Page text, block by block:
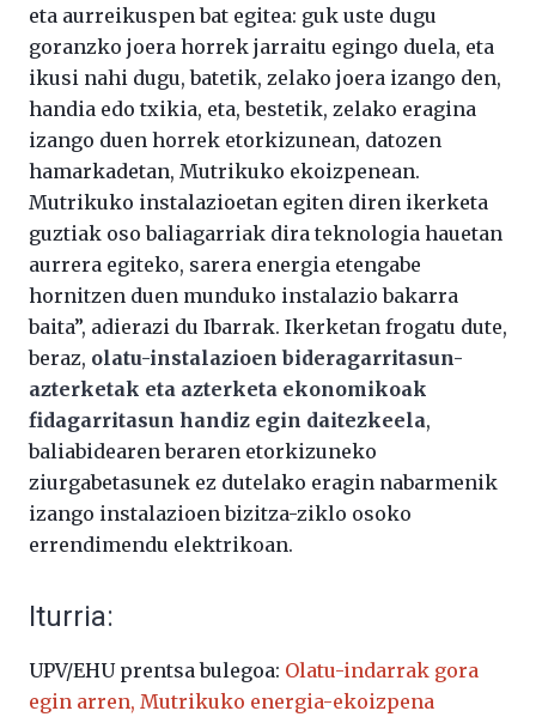
eta aurreikuspen bat egitea: guk uste dugu
goranzko joera horrek jarraitu egingo duela, eta
ikusi nahi dugu, batetik, zelako joera izango den,
handia edo txikia, eta, bestetik, zelako eragina
izango duen horrek etorkizunean, datozen
hamarkadetan, Mutrikuko ekoizpenean.
Mutrikuko instalazioetan egiten diren ikerketa
guztiak oso baliagarriak dira teknologia hauetan
aurrera egiteko, sarera energia etengabe
hornitzen duen munduko instalazio bakarra
baita”, adierazi du Ibarrak. Ikerketan frogatu dute,
beraz, olatu-instalazioen bideragarritasun-
azterketak eta azterketa ekonomikoak
fidagarritasun handiz egin daitezkeela,
baliabidearen beraren etorkizuneko
ziurgabetasunek ez dutelako eragin nabarmenik
izango instalazioen bizitza-ziklo osoko
errendimendu elektrikoan.
Iturria:
UPV/EHU prentsa bulegoa: Olatu-indarrak gora
egin arren, Mutrikuko energia-ekoizpena